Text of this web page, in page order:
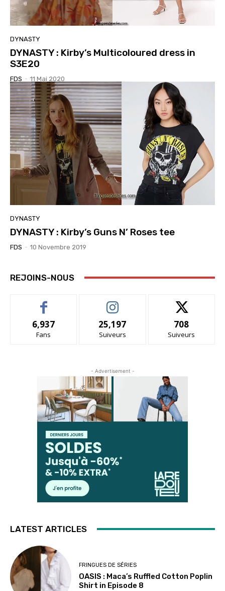
DYNASTY
DYNASTY : Kirby’s Multicoloured dress in
S3E20
FDS - 11 Mai 2020
DYNASTY
DYNASTY : Kirby’s Guns N’ Roses tee
FDS - 10 Novembre 2019
REJOINS-NOUS
6,937
Fans
25,197
Suiveurs
708
Suiveurs
- Advertisement -
LATEST ARTICLES
FRINGUES DE SÉRIES
OASIS : Maca’s Ruffled Cotton Poplin
Shirt in Episode 8